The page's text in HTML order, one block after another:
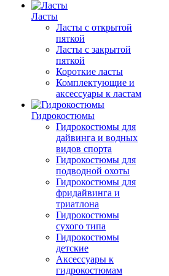
Ласты
Ласты с открытой
пяткой
Ласты с закрытой
пяткой
Короткие ласты
Комплектующие и
аксессуары к ластам
Гидрокостюмы
Гидрокостюмы для
дайвинга и водных
видов спорта
Гидрокостюмы для
подводной охоты
Гидрокостюмы для
фридайвинга и
триатлона
Гидрокостюмы
сухого типа
Гидрокостюмы
детские
Аксессуары к
гидрокостюмам